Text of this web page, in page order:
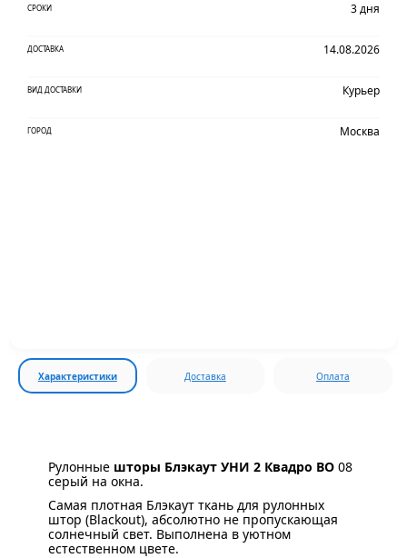
СРОКИ 3 дня
ДОСТАВКА 14.08.2026
ВИД ДОСТАВКИ Курьер
ГОРОД Москва
Характеристики Доставка Оплата
Рулонные шторы Блэкаут УНИ 2 Квадро BO 08
серый на окна.
Самая плотная Блэкаут ткань для рулонных
штор (Blackout), абсолютно не пропускающая
солнечный свет. Выполнена в уютном
естественном цвете.